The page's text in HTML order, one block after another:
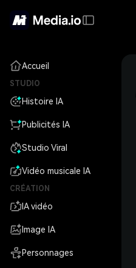
Accueil
STUDIO
Histoire IA
Publicités IA
Studio Viral
Vidéo musicale IA
CRÉATION
IA vidéo
Image IA
Personnages